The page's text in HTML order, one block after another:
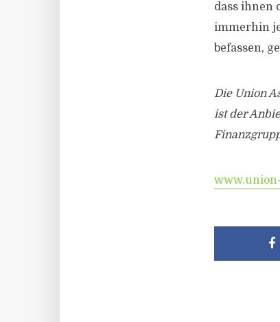
dass ihnen
immerhin
befassen,
Die Union
ist der